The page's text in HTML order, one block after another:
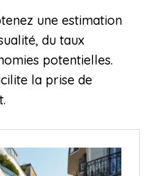
une estimation
du taux
potentielles.
la prise de